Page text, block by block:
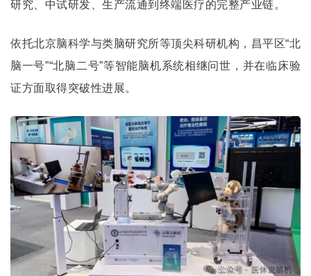
研究、中试研发、生产流通到终端医疗的完整产业链。
依托北京脑科学与类脑研究所等顶尖科研机构，昌平区“北
脑一号”“北脑二号”等智能脑机系统相继问世，并在临床验
证方面取得突破性进展。